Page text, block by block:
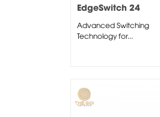
EdgeSwitch 24
(250W)
Advanced Switching
Technology for...